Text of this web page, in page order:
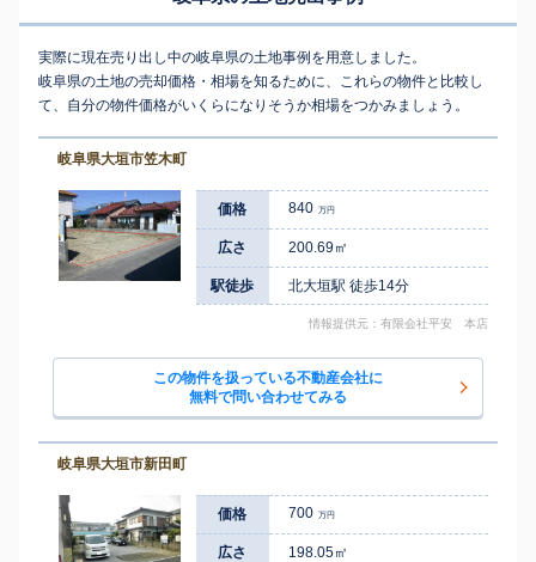
実際に現在売り出し中の岐阜県の土地事例を用意しました。
岐阜県の土地の売却価格・相場を知るために、これらの物件と比較し
て、自分の物件価格がいくらになりそうか相場をつかみましょう。
岐阜県大垣市笠木町
価格 840 万円
広さ 200.69㎡
駅徒歩 北大垣駅 徒歩14分
情報提供元：有限会社平安 本店
この物件を扱っている不動産会社に
無料で問い合わせてみる
岐阜県大垣市新田町
価格 700 万円
広さ 198.05㎡